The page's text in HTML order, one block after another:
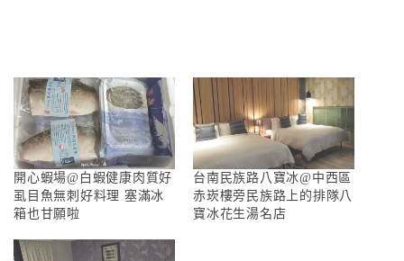
開心蝦場@白蝦健康肉質好
虱目魚無刺好料理 塞滿冰
箱也甘願啦
台南民族路八寶冰@中西區
赤崁樓旁民族路上的排隊八
寶冰花生湯名店